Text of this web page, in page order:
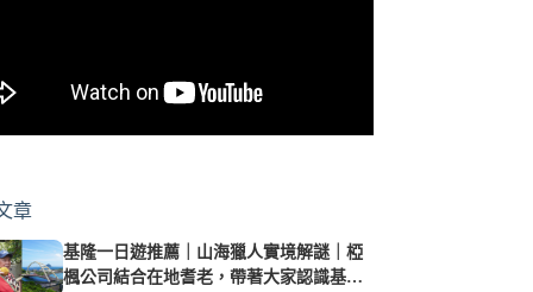
章
基隆一日遊推薦｜山海獵人實境解謎｜椏
楓公司結合在地耆老，帶著大家認識基隆